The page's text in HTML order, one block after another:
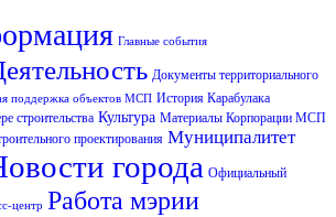
Главные события
Документы территориального
поддержка объектов МСП История Карабулака
строительства Культура Материалы Корпорации МСП
проектирования Муниципалитет
города Официальный
центр Работа мэрии